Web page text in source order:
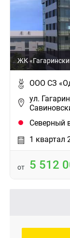
ЖК
ООО СЗ
ул.
Северный
1 квартал
от 5 512